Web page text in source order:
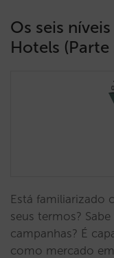
Os seis
Hotels (Parte
Está familiarizado
seus termos?
campanhas? É
como mercado